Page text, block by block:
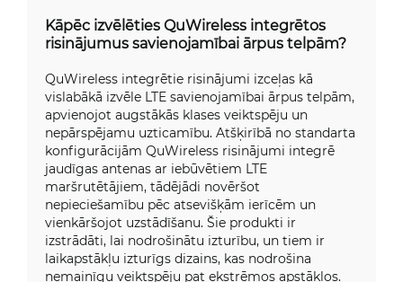
Kāpēc izvēlēties QuWireless integrētos
risinājumus savienojamībai ārpus telpām?
QuWireless integrētie risinājumi izceļas kā
vislabākā izvēle LTE savienojamībai ārpus telpām,
apvienojot augstākās klases veiktspēju un
nepārspējamu uzticamību. Atšķirībā no standarta
konfigurācijām QuWireless risinājumi integrē
jaudīgas antenas ar iebūvētiem LTE
maršrutētājiem, tādējādi novēršot
nepieciešamību pēc atsevišķām ierīcēm un
vienkāršojot uzstādīšanu. Šie produkti ir
izstrādāti, lai nodrošinātu izturību, un tiem ir
laikapstākļu izturīgs dizains, kas nodrošina
nemainīgu veiktspēju pat ekstrēmos apstākļos.